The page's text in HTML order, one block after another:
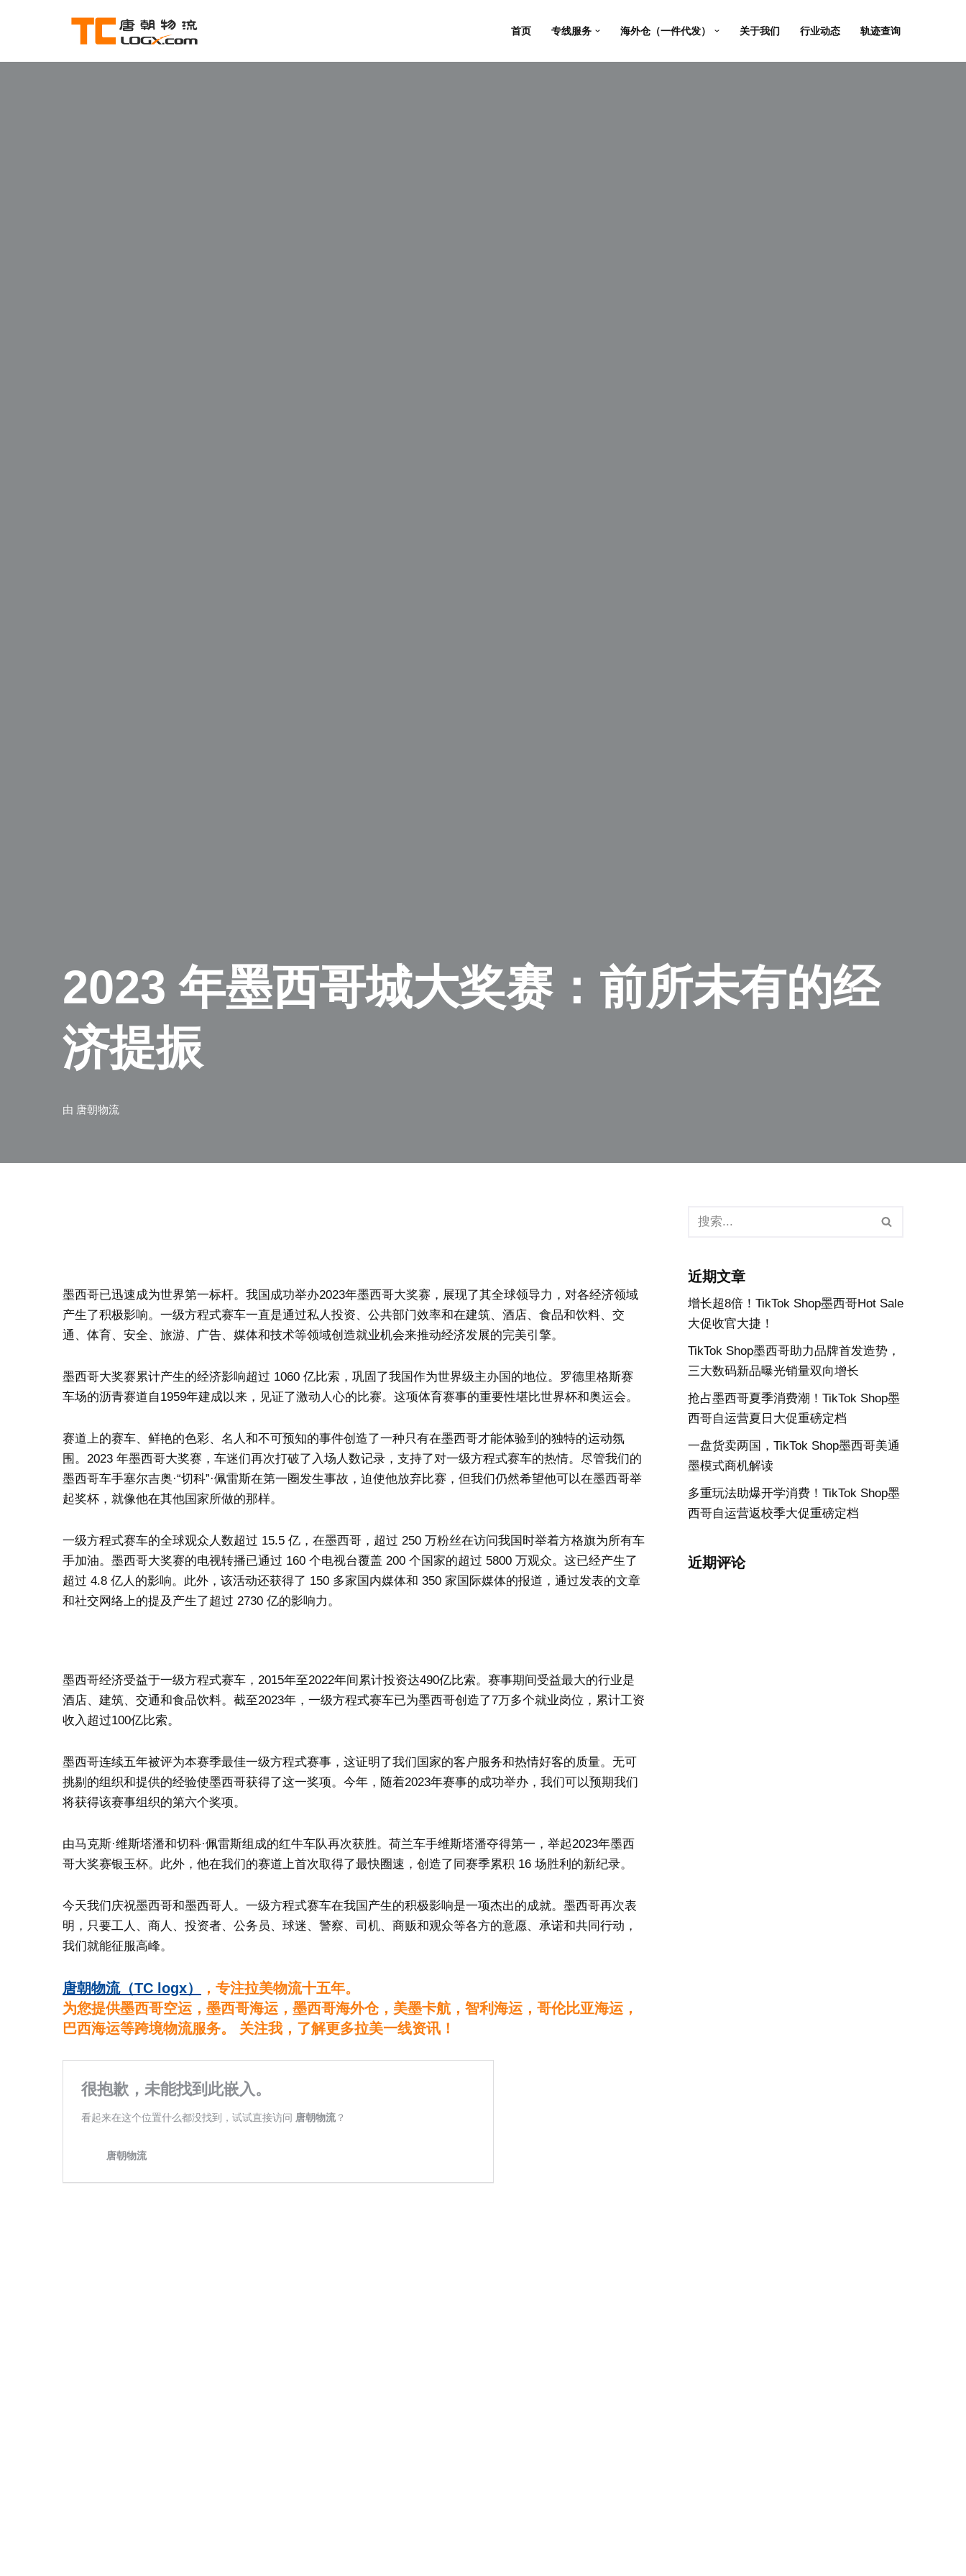
至
首页 专线服务 海外仓（一件代发） 关于我们 行业动态 轨迹查询
2023 年墨西哥城大奖赛：前所未有的经
济提振
由 唐朝物流
墨西哥已迅速成为世界第一标杆。我国成功举办2023年墨西哥大奖赛，展现了其全球领导力，对各经济领域
产生了积极影响。一级方程式赛车一直是通过私人投资、公共部门效率和在建筑、酒店、食品和饮料、交
通、体育、安全、旅游、广告、媒体和技术等领域创造就业机会来推动经济发展的完美引擎。
墨西哥大奖赛累计产生的经济影响超过 1060 亿比索，巩固了我国作为世界级主办国的地位。罗德里格斯赛
车场的沥青赛道自1959年建成以来，见证了激动人心的比赛。这项体育赛事的重要性堪比世界杯和奥运会。
赛道上的赛车、鲜艳的色彩、名人和不可预知的事件创造了一种只有在墨西哥才能体验到的独特的运动氛
围。2023 年墨西哥大奖赛，车迷们再次打破了入场人数记录，支持了对一级方程式赛车的热情。尽管我们的
墨西哥车手塞尔吉奥·“切科”·佩雷斯在第一圈发生事故，迫使他放弃比赛，但我们仍然希望他可以在墨西哥举
起奖杯，就像他在其他国家所做的那样。
一级方程式赛车的全球观众人数超过 15.5 亿，在墨西哥，超过 250 万粉丝在访问我国时举着方格旗为所有车
手加油。墨西哥大奖赛的电视转播已通过 160 个电视台覆盖 200 个国家的超过 5800 万观众。这已经产生了
超过 4.8 亿人的影响。此外，该活动还获得了 150 多家国内媒体和 350 家国际媒体的报道，通过发表的文章
和社交网络上的提及产生了超过 2730 亿的影响力。
墨西哥经济受益于一级方程式赛车，2015年至2022年间累计投资达490亿比索。赛事期间受益最大的行业是
酒店、建筑、交通和食品饮料。截至2023年，一级方程式赛车已为墨西哥创造了7万多个就业岗位，累计工资
收入超过100亿比索。
墨西哥连续五年被评为本赛季最佳一级方程式赛事，这证明了我们国家的客户服务和热情好客的质量。无可
挑剔的组织和提供的经验使墨西哥获得了这一奖项。今年，随着2023年赛事的成功举办，我们可以预期我们
将获得该赛事组织的第六个奖项。
由马克斯·维斯塔潘和切科·佩雷斯组成的红牛车队再次获胜。荷兰车手维斯塔潘夺得第一，举起2023年墨西
哥大奖赛银玉杯。此外，他在我们的赛道上首次取得了最快圈速，创造了同赛季累积 16 场胜利的新纪录。
今天我们庆祝墨西哥和墨西哥人。一级方程式赛车在我国产生的积极影响是一项杰出的成就。墨西哥再次表
明，只要工人、商人、投资者、公务员、球迷、警察、司机、商贩和观众等各方的意愿、承诺和共同行动，
我们就能征服高峰。
唐朝物流（TC logx）
，专注拉美物流十五年。
为您提供墨西哥空运，墨西哥海运，墨西哥海外仓，美墨卡航，智利海运，哥伦比亚海运，
巴西海运等跨境物流服务。 关注我，了解更多拉美一线资讯！
近期文章
增长超8倍！TikTok Shop墨西哥Hot Sale
大促收官大捷！
TikTok Shop墨西哥助力品牌首发造势，
三大数码新品曝光销量双向增长
抢占墨西哥夏季消费潮！TikTok Shop墨
西哥自运营夏日大促重磅定档
一盘货卖两国，TikTok Shop墨西哥美通
墨模式商机解读
多重玩法助爆开学消费！TikTok Shop墨
西哥自运营返校季大促重磅定档
近期评论